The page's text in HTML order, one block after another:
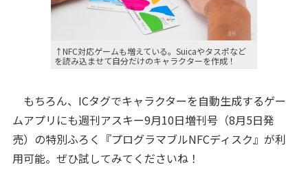
↑NFC対応ゲームも増えている。Suicaやタスポなど
を読み込ませて自分だけのキャラクターを作成！
もちろん、ICタグでキャラクターを自動生成するゲー
ムアプリにも週刊アスキー9月10日増刊号（8月5日発
売）の特別ふろく『プログラマブルNFCディスク』が利
用可能。ぜひ試してみてくださいね！